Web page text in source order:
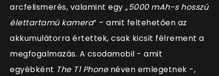
arcfelismerés, valamint egy „5000 mAh-s hosszú
élettartamú kamera” – amit feltehetően az
akkumulátorra értettek, csak kicsit félrement a
megfogalmazás. A csodamobil - amit
egyébként The T1 Phonenéven emlegetnek -,